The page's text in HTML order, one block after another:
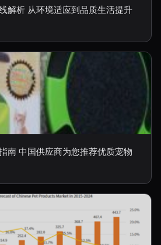
解析 从环境适应到品质生活提升
南 中国供应商为您推荐优质宠物